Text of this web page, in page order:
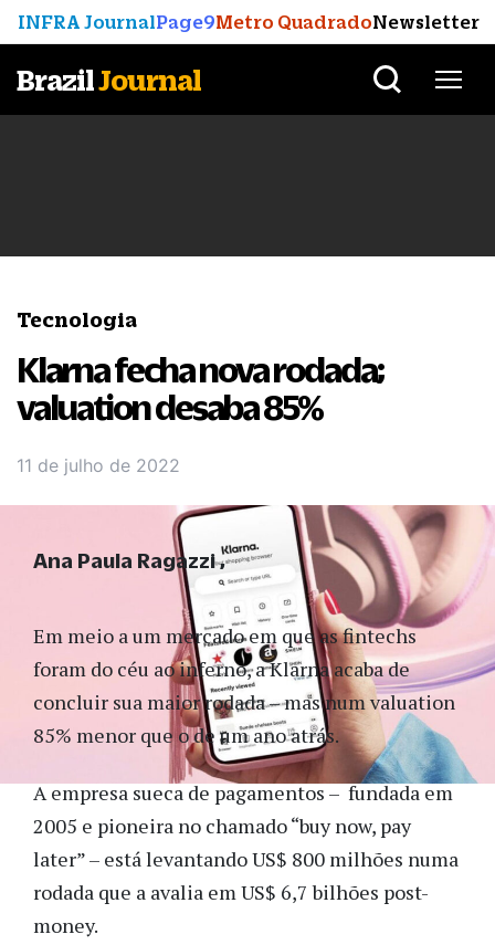
INFRA JournalPage9Metro QuadradoNewsletter
BrazilJournal
Tecnologia
Klarna fecha nova rodada;
valuation desaba 85%
11 de julho de 2022
Em meio a um mercado em que as fintechs
foram do céu ao inferno, a Klarna acaba de
concluir sua maior rodada – mas num valuation
85% menor que o de um ano atrás.
A empresa sueca de pagamentos – fundada em
2005 e pioneira no chamado “buy now, pay
later” – está levantando US$ 800 milhões numa
rodada que a avalia em US$ 6,7 bilhões post-
money.
Ana Paula Ragazzi